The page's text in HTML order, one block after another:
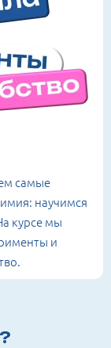
самые
научимся
курсе мы
и